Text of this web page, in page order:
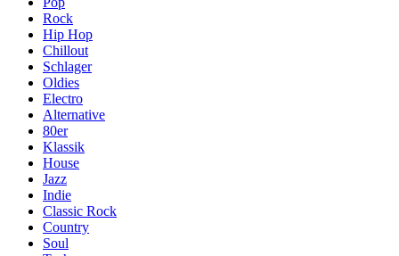
Rock
Hip Hop
Chillout
Schlager
Oldies
Electro
Alternative
80er
Klassik
House
Jazz
Indie
Classic Rock
Country
Soul